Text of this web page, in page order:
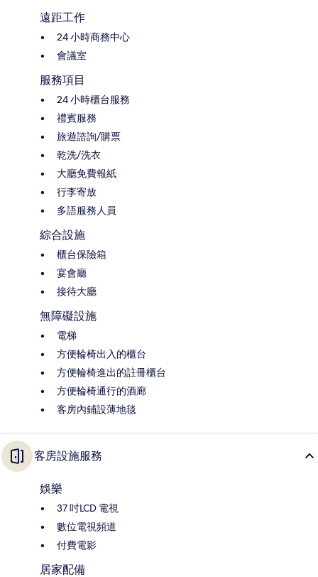
遠距工作
24 小時商務中心
會議室
服務項目
24 小時櫃台服務
禮賓服務
旅遊諮詢/購票
乾洗/洗衣
大廳免費報紙
行李寄放
多語服務人員
綜合設施
櫃台保險箱
宴會廳
接待大廳
無障礙設施
電梯
方便輪椅出入的櫃台
方便輪椅進出的註冊櫃台
方便輪椅通行的酒廊
客房內鋪設薄地毯
客房設施服務
娛樂
37 吋LCD 電視
數位電視頻道
付費電影
居家配備